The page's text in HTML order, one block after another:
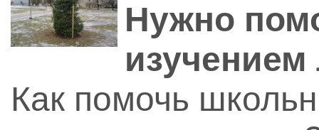
Нужно
Как помочь